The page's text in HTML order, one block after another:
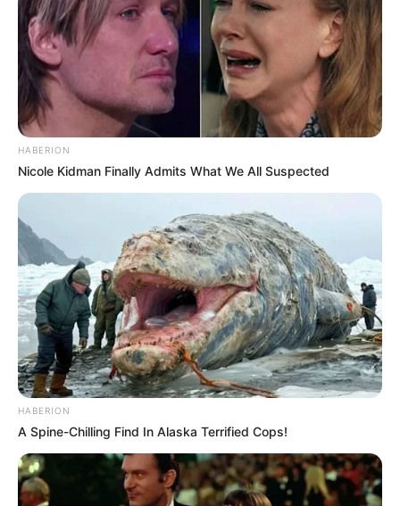
HABERION
Nicole Kidman Finally Admits What We All Suspected
HABERION
A Spine-Chilling Find In Alaska Terrified Cops!